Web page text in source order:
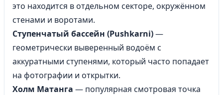
это находится в отдельном секторе, окружённом
стенами и воротами.
Ступенчатый бассейн (Pushkarni)—
геометрически выверенный водоём с
аккуратными ступенями, который часто попадает
на фотографии и открытки.
Холм Матанга — популярная смотровая точка